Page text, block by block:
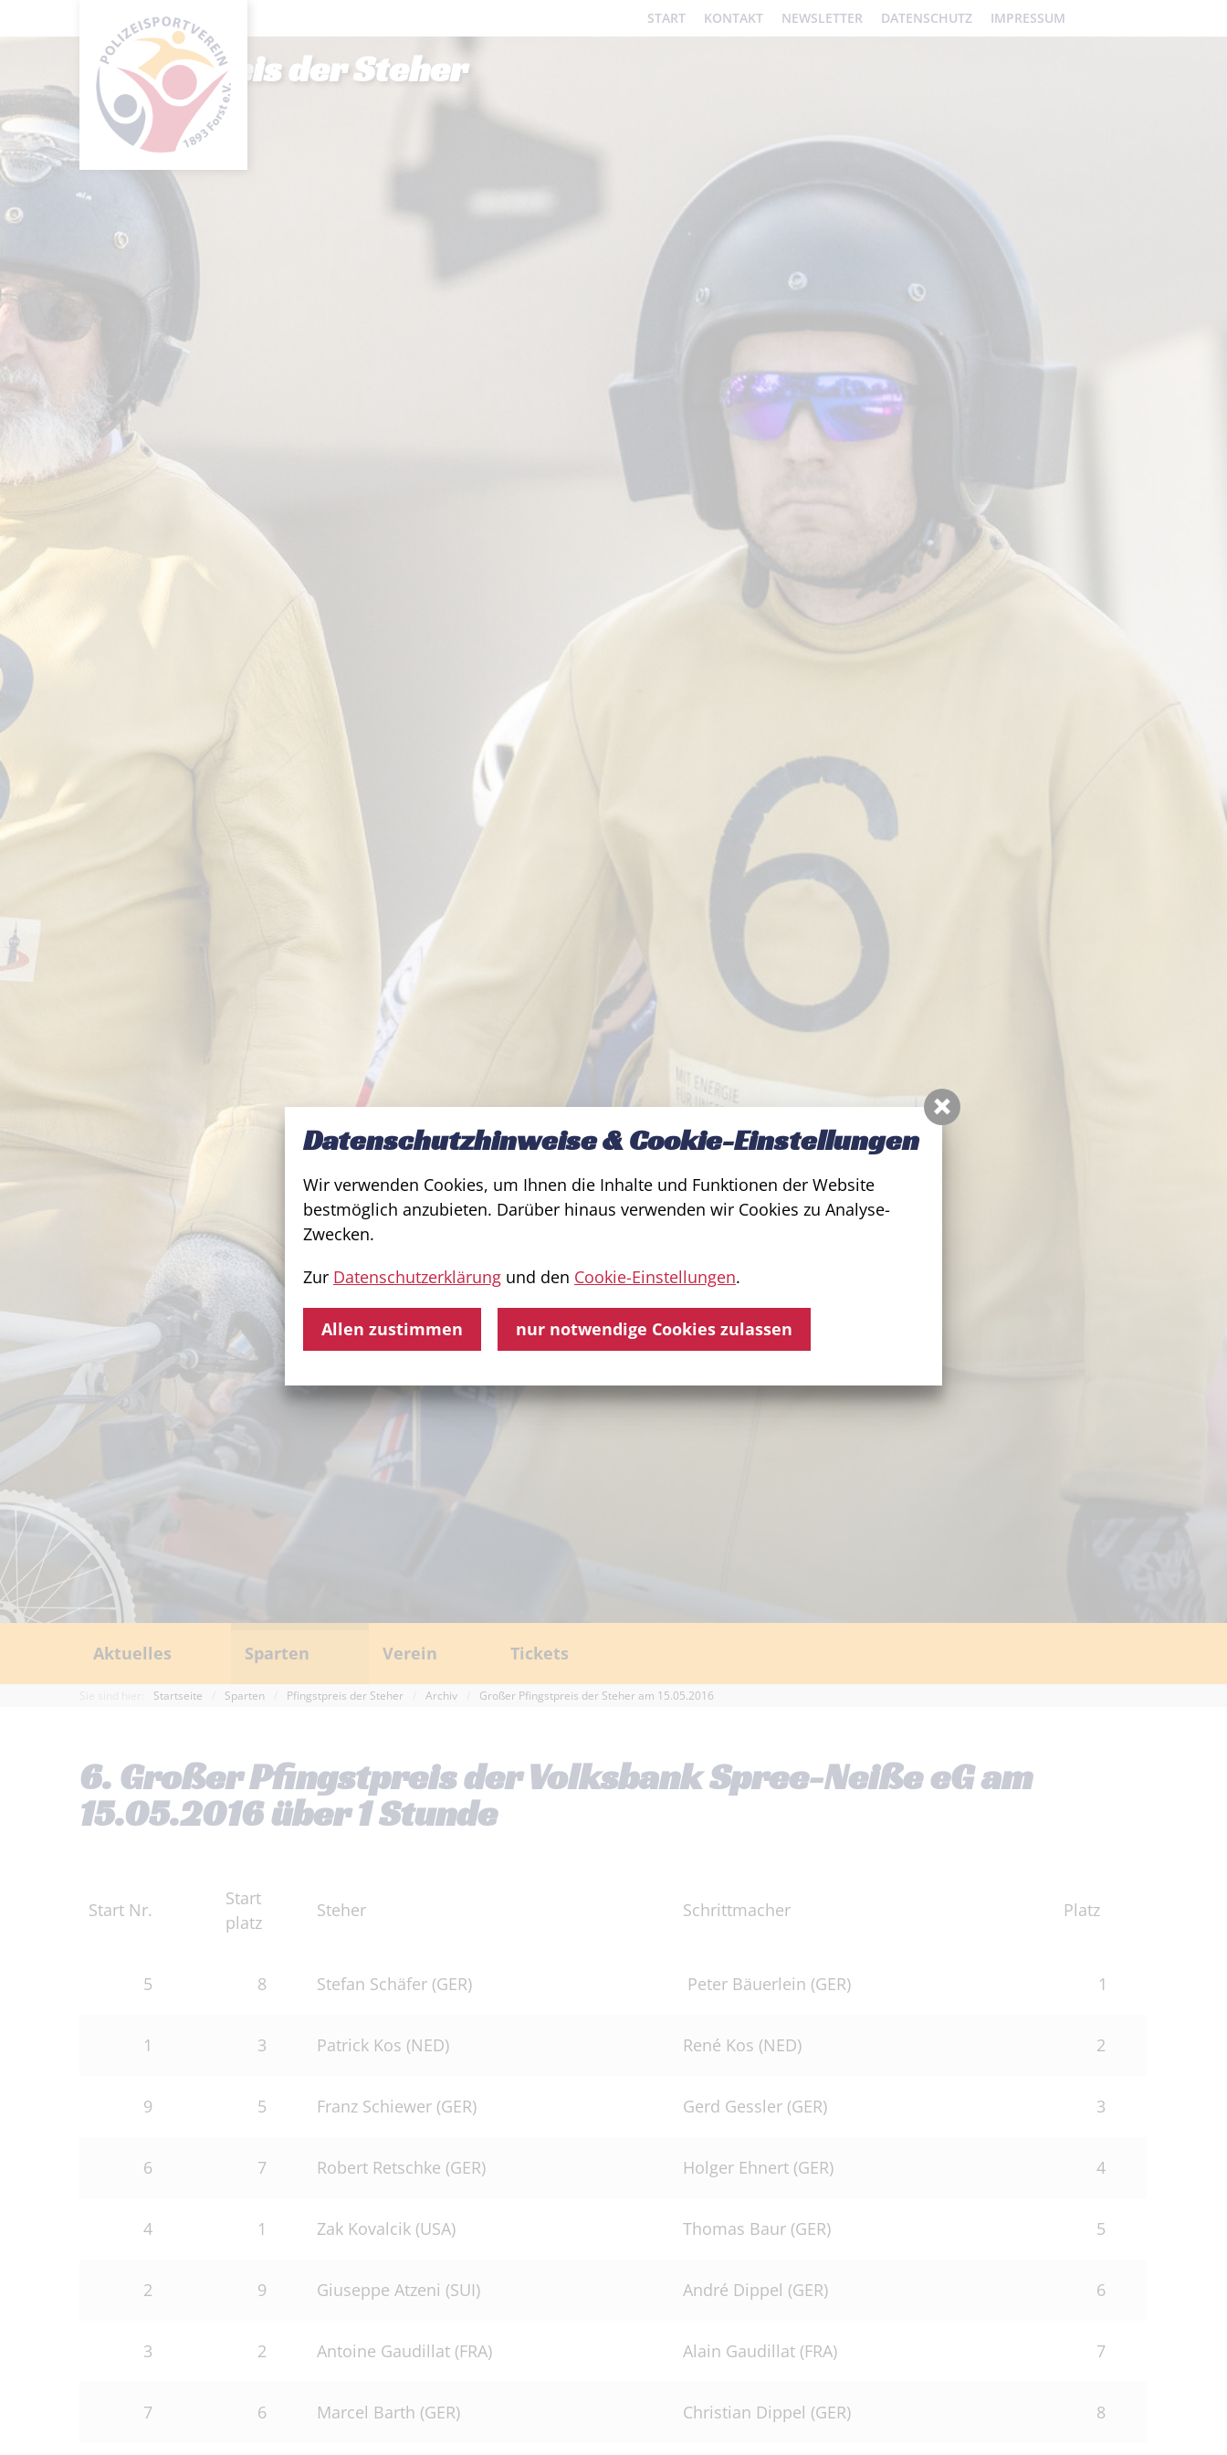
START KONTAKT NEWSLETTER DATENSCHUTZ IMPRESSUM
Herbstpreis der Steher
Aktuelles
Aktuelle Meldungen
Presseservice
Sparten
Pfingstpreis der Steher
Herbstpreis der Steher
Forster Bahnrauschen
Radwandern
Singen statt Radeln
Sprintercup
Verein
Polizeisportverein 1893 Forst
Vorstand
Sponsoren&Förderer
Rennbahnnutzung
Tickets
Startseite Sparten Pfingstpreis der Steher Archiv Großer Pfingstpreis der Steher am 15.05.2016
6. Großer Pfingstpreis der Volksbank Spree-Neiße eG am
15.05.2016 über 1 Stunde
Start Nr.
Start
platz
Steher Schrittmacher Platz
5 8 Stefan Schäfer (GER) Peter Bäuerlein (GER) 1
1 3 Patrick Kos (NED) René Kos (NED) 2
9 5 Franz Schiewer (GER) Gerd Gessler (GER) 3
6 7 Robert Retschke (GER) Holger Ehnert (GER) 4
4 1 Zak Kovalcik (USA) Thomas Baur (GER) 5
2 9 Giuseppe Atzeni (SUI) André Dippel (GER) 6
3 2 Antoine Gaudillat (FRA) Alain Gaudillat (FRA) 7
7 6 Marcel Barth (GER) Christian Dippel (GER) 8
Datenschutzhinweise & Cookie-Einstellungen
Wir verwenden Cookies, um Ihnen die Inhalte und Funktionen der Website
bestmöglich anzubieten. Darüber hinaus verwenden wir Cookies zu Analyse-
Zwecken.
Zur Datenschutzerklärung und den Cookie-Einstellungen.
Allen zustimmen nur notwendige Cookies zulassen
Berechtigung für funktionale Cookies in den Cookie-Einstellungen
Cookie-Einstellungen